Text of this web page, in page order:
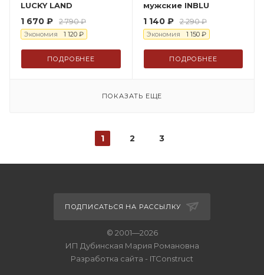
LUCKY LAND
1 670 ₽ 2 790₽
Экономия 1 120 ₽
ПОДРОБНЕЕ
мужские INBLU
1 140₽ 2 290₽
Экономия 1 150₽
ПОДРОБНЕЕ
ПОКАЗАТЬ ЕЩЕ
1 2 3
ПОДПИСАТЬСЯ НА РАССЫЛКУ
© 2001—2026
ИП Дубинская Мария Романовна
Разработка сайта - ITConstruct